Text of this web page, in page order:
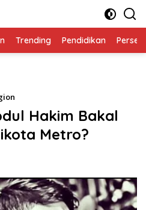
Trending Pendidikan
Hakim Bakal
Metro?